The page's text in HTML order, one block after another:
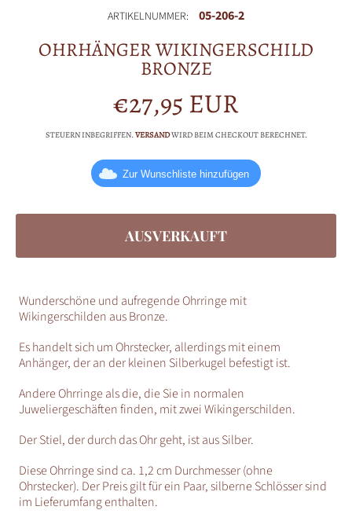
ARTIKELNUMMER: 05-206-2
OHRHÄNGER WIKINGERSCHILD
BRONZE
Normalpreis
€27,95 EUR
STEUERN INBEGRIFFEN. VERSANDWIRD BEIM CHECKOUT BERECHNET.
Zur Wunschliste hinzufügen
AUSVERKAUFT
Wunderschöne und aufregende Ohrringe mit
Wikingerschilden aus Bronze.
Es handelt sich um Ohrstecker, allerdings mit einem
Anhänger, der an der kleinen Silberkugel befestigt ist.
Andere Ohrringe als die, die Sie in normalen
Juweliergeschäften finden, mit zwei Wikingerschilden.
Der Stiel, der durch das Ohr geht, ist aus Silber.
Diese Ohrringe sind ca. 1,2 cm Durchmesser (ohne
Ohrstecker). Der Preis gilt für ein Paar, silberne Schlösser sind
im Lieferumfang enthalten.